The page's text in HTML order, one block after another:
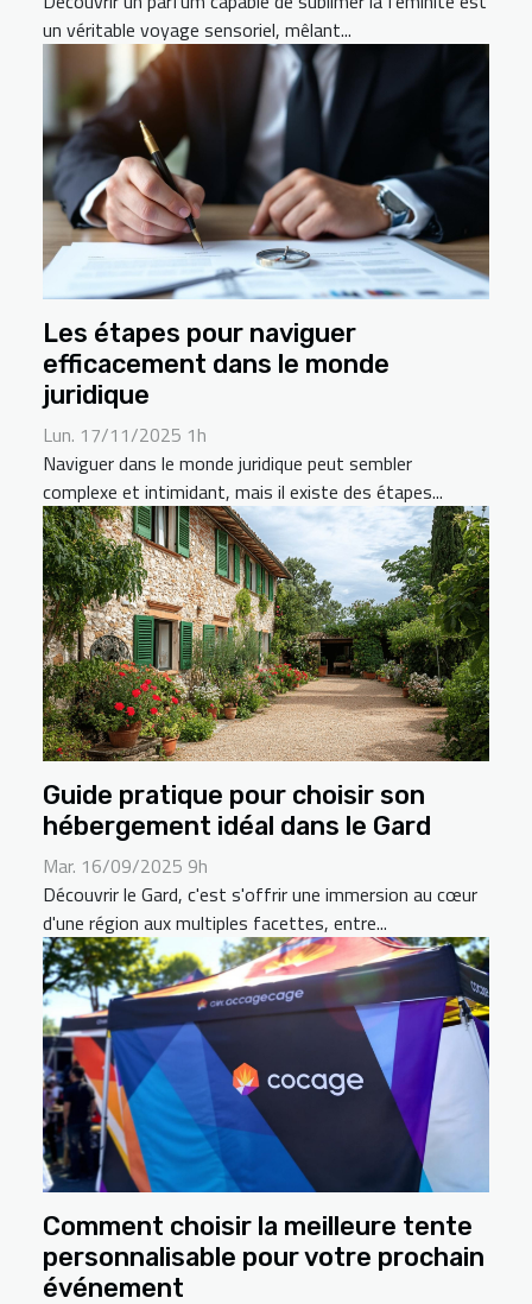
un véritable voyage sensoriel, mêlant...
Les étapes pour naviguer
efficacement dans le monde
juridique
Lun. 17/11/2025 1h
Naviguer dans le monde juridique peut sembler
complexe et intimidant, mais il existe des étapes...
Guide pratique pour choisir son
hébergement idéal dans le Gard
Mar. 16/09/2025 9h
Découvrir le Gard, c'est s'offrir une immersion au cœur
d'une région aux multiples facettes, entre...
Comment choisir la meilleure tente
personnalisable pour votre prochain
événement